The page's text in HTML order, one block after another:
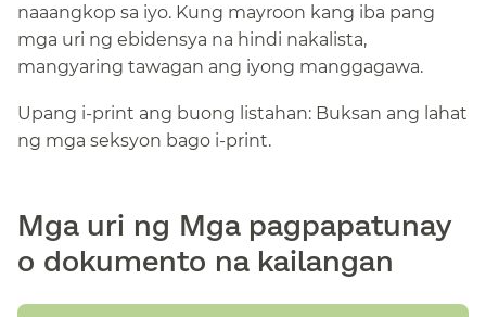
naaangkop sa iyo. Kung mayroon kang iba pang
mga uri ng ebidensya na hindi nakalista,
mangyaring tawagan ang iyong manggagawa.​​
Upang i-print ang buong listahan: Buksan ang lahat
ng mga seksyon bago i-print.​​
Mga uri ng Mga pagpapatunay
o dokumento na kailangan​​